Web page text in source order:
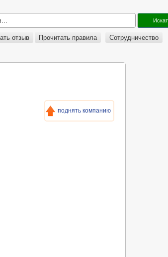
отзыв Прочитать правила Сотрудничество
поднять компанию